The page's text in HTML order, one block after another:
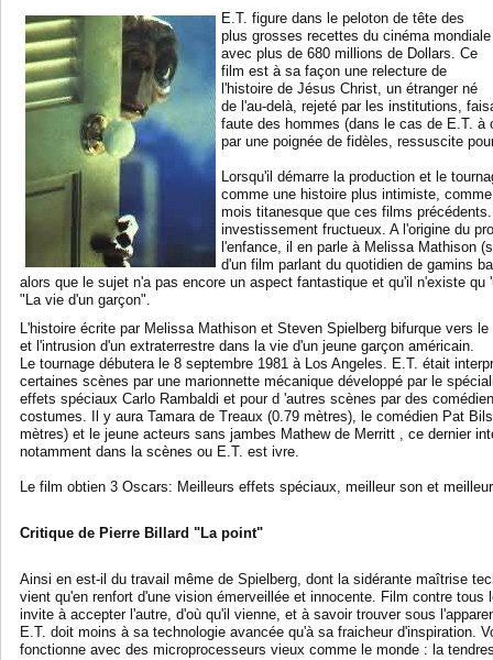
E.T. figure dans le peloton de tête des
plus grosses recettes du cinéma mondiale
avec plus de 680 millions de Dollars. Ce
film est à sa façon une relecture de
l'histoire de Jésus Christ, un étranger né
de l'au-delà, rejeté par les institutions,
faute des hommes (dans le cas de E.T.
par une poignée de fidèles, ressuscite
Lorsqu'il démarre la production et le
comme une histoire plus intimiste,
mois titanesque que ces films
investissement fructueux. A l'origine du
l'enfance, il en parle à Melissa Mathison
d'un film parlant du quotidien de gamins
alors que le sujet n'a pas encore un aspect fantastique et qu'il n'existe
"La vie d'un garçon".
L'histoire écrite par Melissa Mathison et Steven Spielberg bifurque vers
et l'intrusion d'un extraterrestre dans la vie d'un jeune garçon américain.
Le tournage débutera le 8 septembre 1981 à Los Angeles. E.T. était
certaines scènes par une marionnette mécanique développé par le
effets spéciaux Carlo Rambaldi et pour d 'autres scènes par des
costumes. Il y aura Tamara de Treaux (0.79 mètres), le comédien Pat
mètres) et le jeune acteurs sans jambes Mathew de Merritt , ce dernier
notamment dans la scènes ou E.T. est ivre.
Le film obtien 3 Oscars: Meilleurs effets spéciaux, meilleur son et
Critique de Pierre Billard "La point"
Ainsi en est-il du travail même de Spielberg, dont la sidérante maîtrise
vient qu'en renfort d'une vision émerveillée et innocente. Film contre
invite à accepter l'autre, d'où qu'il vienne, et à savoir trouver sous
E.T. doit moins à sa technologie avancée qu'à sa fraicheur d'inspiration.
fonctionne avec des microprocesseurs vieux comme le monde : la